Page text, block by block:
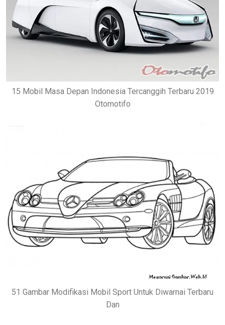
15 Mobil Masa Depan Indonesia Tercanggih Terbaru 2019
Otomotifo
51 Gambar Modifikasi Mobil Sport Untuk Diwarnai Terbaru
Dan